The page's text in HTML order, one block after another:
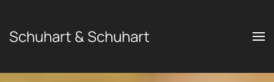
Zum Hauptinhalt springen
Schuhart & Schuhart